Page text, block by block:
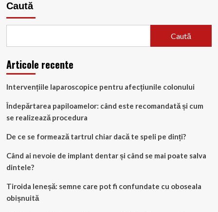
Caută
Caută
Articole recente
Intervențiile laparoscopice pentru afecțiunile colonului
Îndepărtarea papiloamelor: când este recomandată și cum
se realizează procedura
De ce se formează tartrul chiar dacă te speli pe dinți?
Când ai nevoie de implant dentar și când se mai poate salva
dintele?
Tiroida leneșă: semne care pot fi confundate cu oboseala
obișnuită